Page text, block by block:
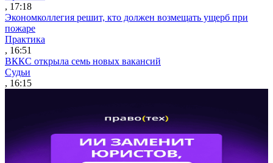
, 17:18
Экономколлегия решит, кто должен возмещать ущерб при
пожаре
Практика
, 16:51
ВККС открыла семь новых вакансий
Судьи
, 16:15